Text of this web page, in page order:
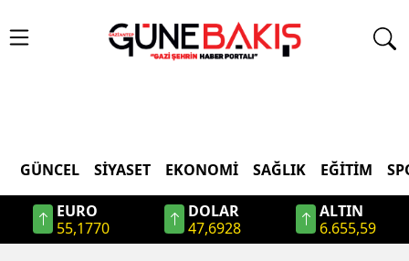
GÜNCEL SIYASET EKONOMI SAĞLIK EĞITIM
EURO
55,1770
DOLAR
47,6928
ALTIN
6.655,59